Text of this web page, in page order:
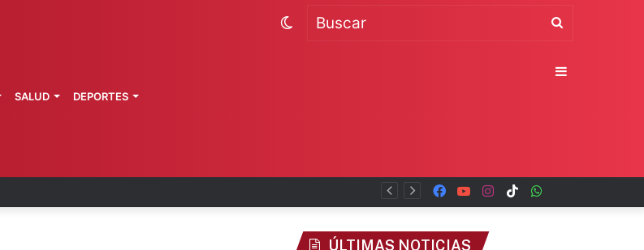
explosión de pipa TikTok
Instagram
YouTube
Facebook
SALUD DEPORTES
Switch
ÚLTIMAS NOTICIAS